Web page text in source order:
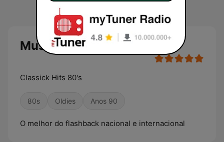
Music Rádio
Classick Hits 80's
80s Oldies Anos 90
O melhor do flashback nacional e internacional